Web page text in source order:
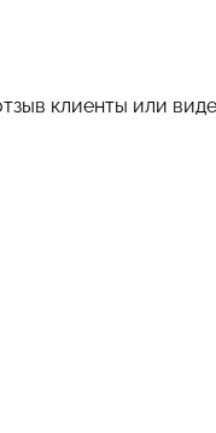
клиенты или